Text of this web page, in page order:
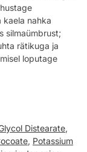
kaela nahka
silmaümbrust;
rätikuga ja
loputage
Distearate,
, Potassium